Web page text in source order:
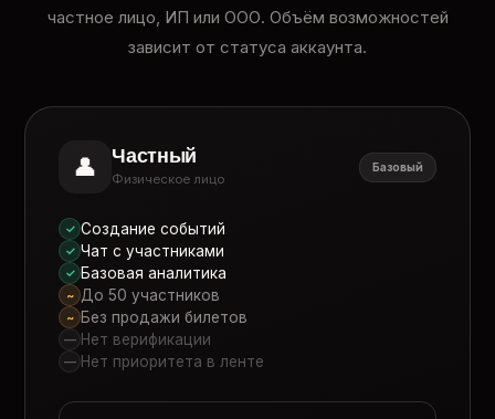
частное лицо, ИП или ООО. Объём возможностей
зависит от статуса аккаунта.
👤 Частный
Физическое лицо
Базовый
✓ Создание событий
✓ Чат с участниками
✓ Базовая аналитика
~ До 50 участников
~ Без продажи билетов
— Нет верификации
— Нет приоритета в ленте